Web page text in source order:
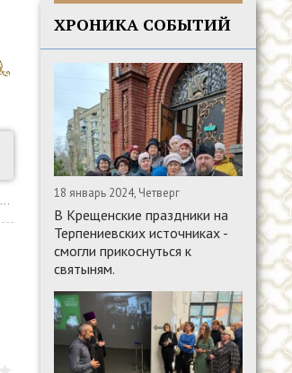
ХРОНИКА СОБЫТИЙ
18 январь 2024, Четверг
В Крещенские праздники на
Терпениевских источниках -
смогли прикоснуться к
святыням.